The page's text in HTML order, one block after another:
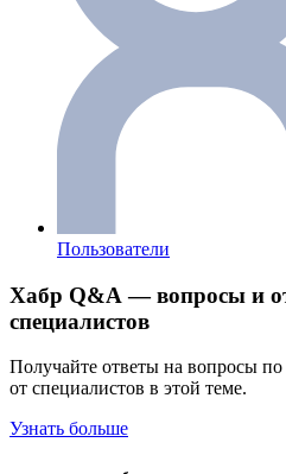
Пользователи
Хабр Q&A — вопросы и
специалистов
Получайте ответы на вопросы
от специалистов в этой теме.
Узнать больше